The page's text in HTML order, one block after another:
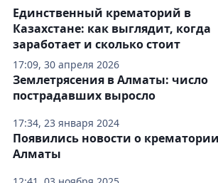
17:09, 30 апреля 2026
Единственный крематорий в
Казахстане: как выглядит, когда
заработает и сколько стоит
17:34, 23 января 2024
Землетрясения в Алматы: число
пострадавших выросло
Появились новости о
Алматы